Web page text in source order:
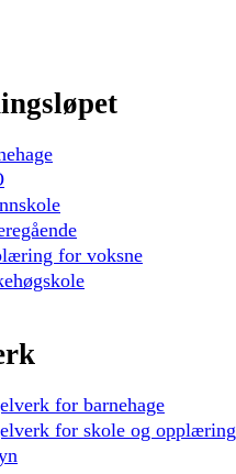
for voksne
for barnehage
for skole og opplæring